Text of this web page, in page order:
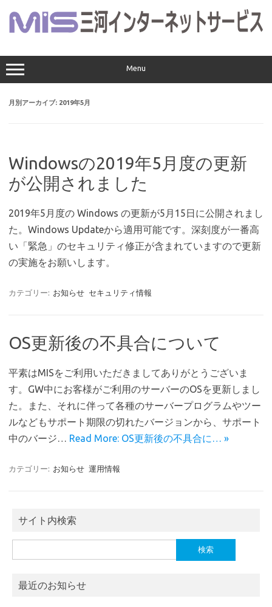
ス
キ
ッ
Menu
月別アーカイブ: 2019年5月
Windowsの2019年5月度の更新
が公開されました
2019年5月度の Windows の更新が5月15日に公開されまし
た。Windows Updateから適用可能です。深刻度が一番高
い「緊急」のセキュリティ修正が含まれていますので更新
の実施をお願いします。
カテゴリー: お知らせ セキュリティ情報
OS更新後の不具合について
平素はMISをご利用いただきましてありがとうございま
す。GW中にお客様がご利用のサーバーのOSを更新しまし
た。また、それに伴って各種のサーバープログラムやツー
ルなどもサポート期限の切れたバージョンから、サポート
中のバージ… Read More: OS更新後の不具合に… »
カテゴリー: お知らせ 運用情報
サイト内検索
索:
最近のお知らせ